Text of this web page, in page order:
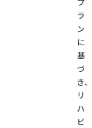
ラ
ン
に
基
づ
き、
リ
ハ
ビ